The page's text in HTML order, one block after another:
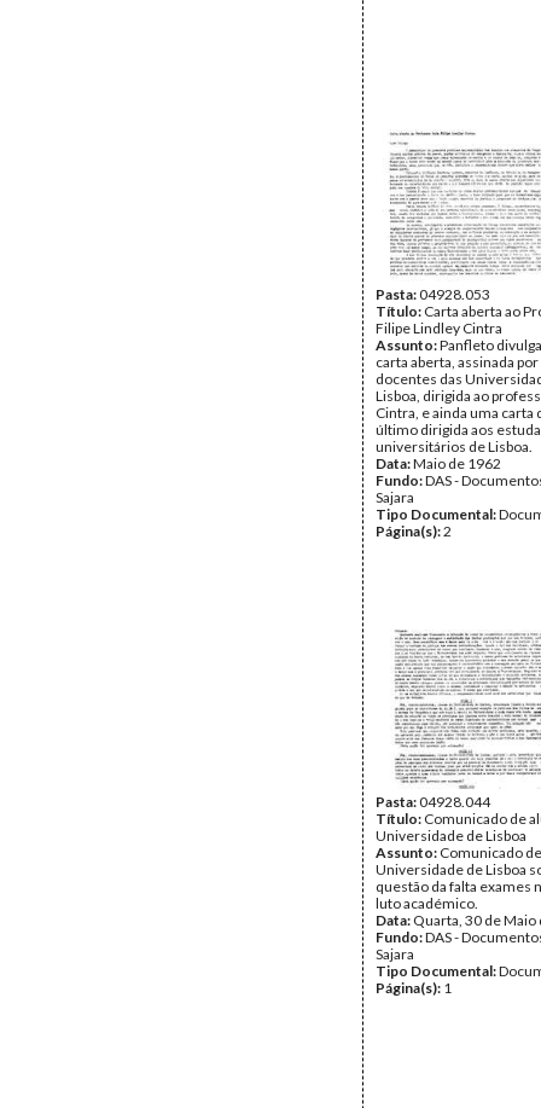
Pasta:04928.053
Título: Carta aberta ao
Filipe Lindley Cintra
Assunto:Panfleto
carta aberta, assinada
docentes das
Lisboa, dirigida ao
Cintra, e ainda uma carta
último dirigida aos
universitários de Lisboa.
Data:Maio de 1962
Fundo:DAS -
Sajara
Tipo Documental:
Página(s):2
Pasta:04928.044
Título: Comunicado de
Universidade de Lisboa
Assunto: Comunicado
Universidade de Lisboa
questão da falta exames
luto académico.
Data: Quarta, 30 de Maio
Fundo:DAS -
Sajara
Tipo Documental:
Página(s): 1